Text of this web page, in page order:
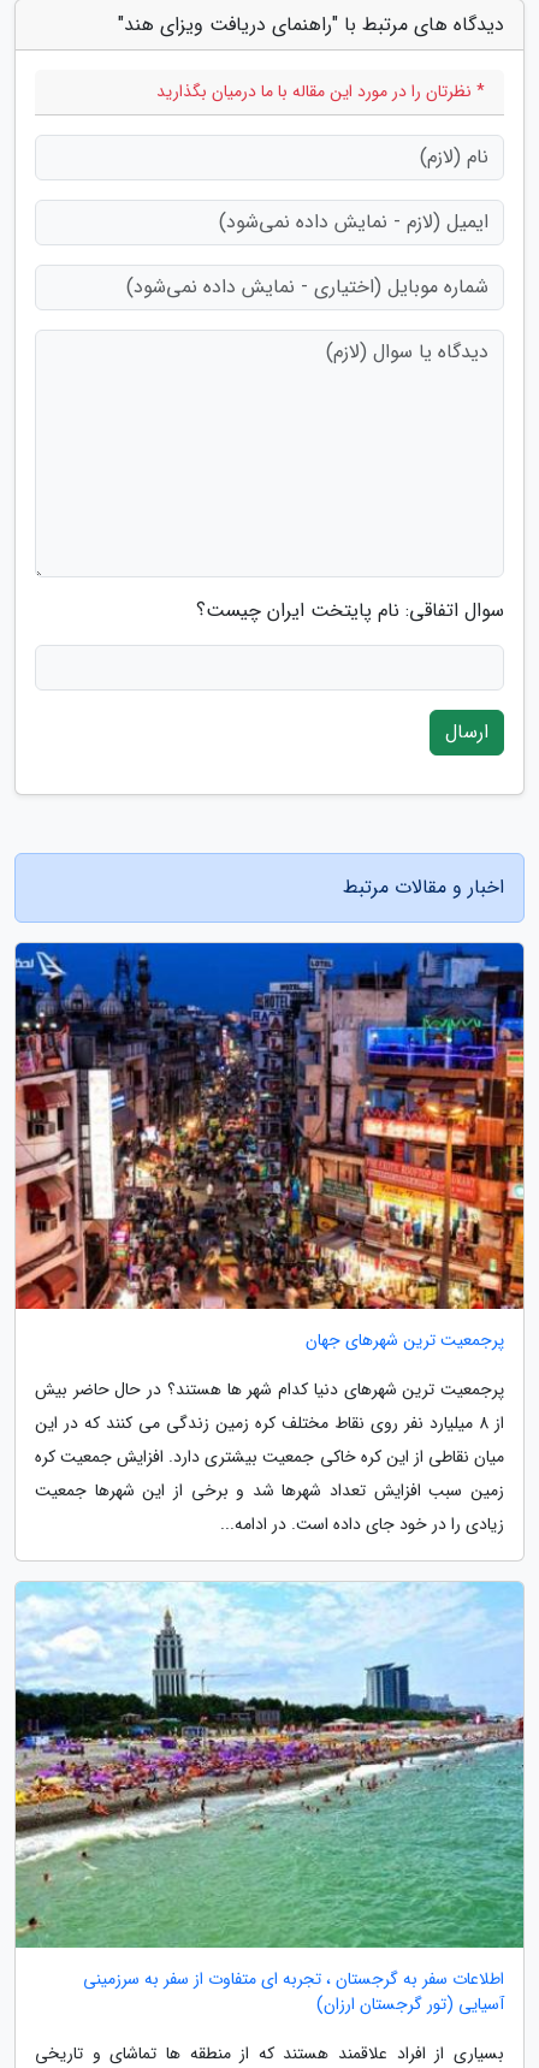
دیدگاه های مرتبط با "راهنمای دریافت ویزای هند"
* نظرتان را در مورد این مقاله با ما درمیان بگذارید
سوال اتفاقی: نام پایتخت ایران چیست؟
ارسال
اخبار و مقالات مرتبط
پرجمعیت ترین شهرهای جهان
پرجمعیت ترین شهرهای دنیا کدام شهر ها هستند؟ در حال حاضر بیش
از 8 میلیارد نفر روی نقاط مختلف کره زمین زندگی می کنند که در این
میان نقاطی از این کره خاکی جمعیت بیشتری دارد. افزایش جمعیت کره
زمین سبب افزایش تعداد شهرها شد و برخی از این شهرها جمعیت
زیادی را در خود جای داده است. در ادامه...
اطلاعات سفر به گرجستان ، تجربه ای متفاوت از سفر به سرزمینی
آسیایی (تور گرجستان ارزان)
بسیاری از افراد علاقمند هستند که از منطقه ها تماشای و تاریخی